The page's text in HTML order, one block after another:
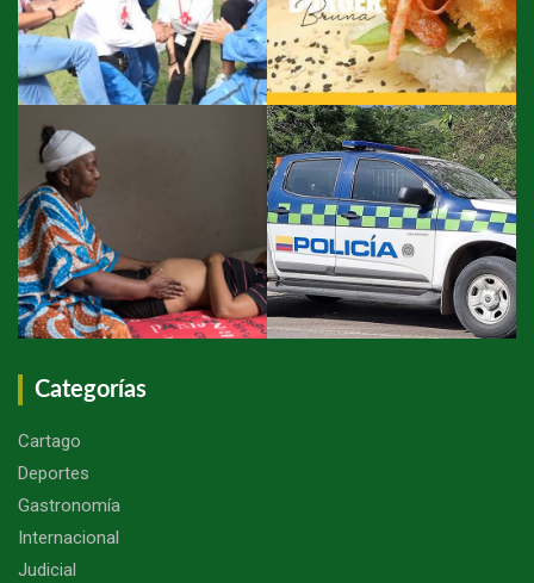
Categorías
Cartago
Deportes
Gastronomía
Internacional
Judicial